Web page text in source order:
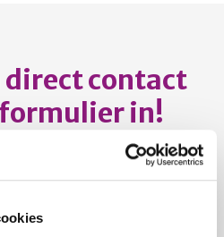
direct contact
in!